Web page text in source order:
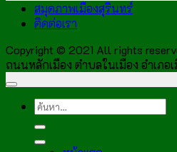
สมุดภาพเมืองสุรินทร์
ติดต่อเรา
Copyright © 2021 All rights
ถนนหลักเมือง ตำบลในเมือง อำเภ